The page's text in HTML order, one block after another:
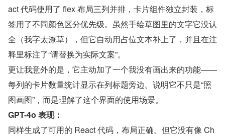
act 代码使用了 flex 布局三列并排，卡片组件独立封装，标
签用了不同颜色区分优先级。虽然手绘草图里的文字它没认
全（我字太潦草），但它自动用占位文本补上了，并且在注
释里标注了“请替换为实际文案”。
更让我意外的是，它主动加了一个我没有画出来的功能——
每列的卡片数量统计显示在列标题旁边。说明它不只是“照
图画图”，而是理解了这个界面的使用场景。
GPT-4o 表现：
同样生成了可用的 React 代码，布局正确。但它没有像 Ch